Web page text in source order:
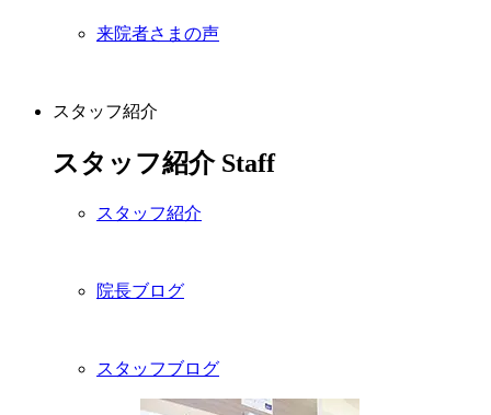
来院者さまの声
スタッフ紹介
スタッフ紹介 Staff
スタッフ紹介
院長ブログ
スタッフブログ